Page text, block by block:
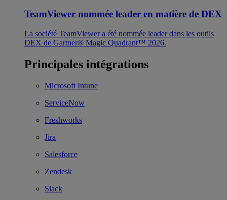
TeamViewer nommée leader en matière de DEX
La société TeamViewer a été nommée leader dans les outils
DEX de Gartner® Magic Quadrant™ 2026.
Principales intégrations
Microsoft Intune
ServiceNow
Freshworks
Jira
Salesforce
Zendesk
Slack